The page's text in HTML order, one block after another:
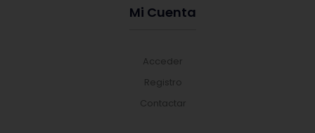
Mi Cuenta
Acceder
Registro
Contactar